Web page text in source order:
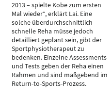
2013 – spielte Kobe zum ersten
Mal wieder“, erklärt Lai. Eine
solche überdurchschnittlich
schnelle Reha müsse jedoch
detailliert geplant sein, gibt der
Sportphysiotherapeut zu
bedenken. Einzelne Assessments
und Tests geben der Reha einen
Rahmen und sind maßgebend im
Return-to-Sports-Prozess.